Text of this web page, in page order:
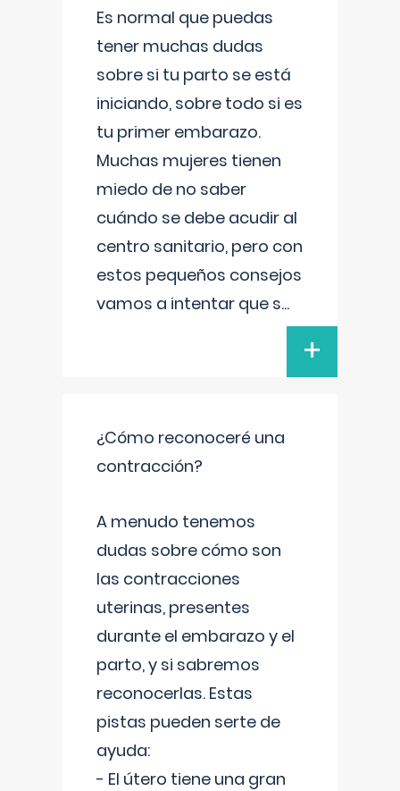
Es normal que puedas
tener muchas dudas
sobre si tu parto se está
iniciando, sobre todo si es
tu primer embarazo.
Muchas mujeres tienen
miedo de no saber
cuándo se debe acudir al
centro sanitario, pero con
estos pequeños consejos
vamos a intentar que s...
+
¿Cómo reconoceré una
contracción?
A menudo tenemos
dudas sobre cómo son
las contracciones
uterinas, presentes
durante el embarazo y el
parto, y si sabremos
reconocerlas. Estas
pistas pueden serte de
ayuda:
- El útero tiene una gran